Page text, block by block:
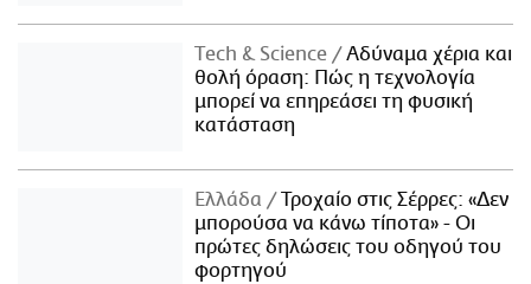
Τech & Science
Αδύναμα χέρια και
θολή όραση: Πώς η τεχνολογία
μπορεί να επηρεάσει τη φυσική
κατάσταση
Ελλάδα
Τροχαίο στις Σέρρες: «Δεν
μπορούσα να κάνω τίποτα» - Οι
πρώτες δηλώσεις του οδηγού του
φορτηγού